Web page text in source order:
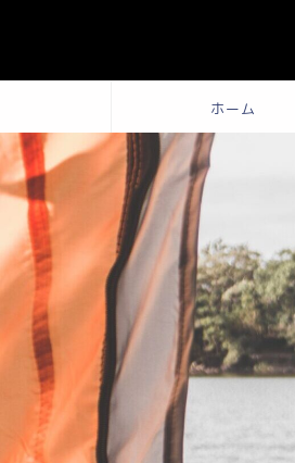
ホーム